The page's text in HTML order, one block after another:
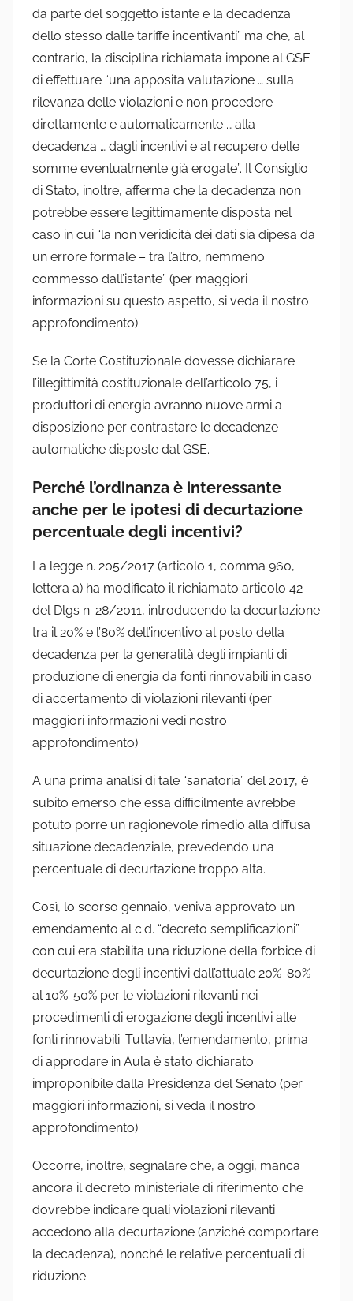
da parte del soggetto istante e la decadenza
dello stesso dalle tariffe incentivanti” ma che, al
contrario, la disciplina richiamata impone al GSE
di effettuare “una apposita valutazione … sulla
rilevanza delle violazioni e non procedere
direttamente e automaticamente … alla
decadenza … dagli incentivi e al recupero delle
somme eventualmente già erogate”. Il Consiglio
di Stato, inoltre, afferma che la decadenza non
potrebbe essere legittimamente disposta nel
caso in cui “la non veridicità dei dati sia dipesa da
un errore formale – tra l’altro, nemmeno
commesso dall’istante” (per maggiori
informazioni su questo aspetto, si veda il nostro
approfondimento).
Se la Corte Costituzionale dovesse dichiarare
l’illegittimità costituzionale dell’articolo 75, i
produttori di energia avranno nuove armi a
disposizione per contrastare le decadenze
automatiche disposte dal GSE.
Perché l’ordinanza è interessante
anche per le ipotesi di decurtazione
percentuale degli incentivi?
La legge n. 205/2017 (articolo 1, comma 960,
lettera a) ha modificato il richiamato articolo 42
del Dlgs n. 28/2011, introducendo la decurtazione
tra il 20% e l’80% dell’incentivo al posto della
decadenza per la generalità degli impianti di
produzione di energia da fonti rinnovabili in caso
di accertamento di violazioni rilevanti (per
maggiori informazioni vedi nostro
approfondimento).
A una prima analisi di tale “sanatoria” del 2017, è
subito emerso che essa difficilmente avrebbe
potuto porre un ragionevole rimedio alla diffusa
situazione decadenziale, prevedendo una
percentuale di decurtazione troppo alta.
Così, lo scorso gennaio, veniva approvato un
emendamento al c.d. “decreto semplificazioni”
con cui era stabilita una riduzione della forbice di
decurtazione degli incentivi dall’attuale 20%-80%
al 10%-50% per le violazioni rilevanti nei
procedimenti di erogazione degli incentivi alle
fonti rinnovabili. Tuttavia, l’emendamento, prima
di approdare in Aula è stato dichiarato
improponibile dalla Presidenza del Senato (per
maggiori informazioni, si veda il nostro
approfondimento).
Occorre, inoltre, segnalare che, a oggi, manca
ancora il decreto ministeriale di riferimento che
dovrebbe indicare quali violazioni rilevanti
accedono alla decurtazione (anziché comportare
la decadenza), nonché le relative percentuali di
riduzione.